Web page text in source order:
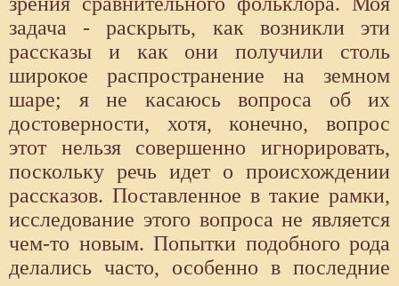
задача - раскрыть, как возникли эти
рассказы и как они получили столь
широкое распространение на земном
шаре; я не касаюсь вопроса об их
достоверности, хотя, конечно, вопрос
этот нельзя совершенно игнорировать,
поскольку речь идет о происхождении
рассказов. Поставленное в такие рамки,
исследование этого вопроса не является
чем-то новым. Попытки подобного рода
делались часто, особенно в последние